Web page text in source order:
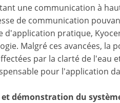
une communication à
de communication
d'application pratique,
Malgré ces avancées, la
par la clarté de l'eau
pour l'application
démonstration du